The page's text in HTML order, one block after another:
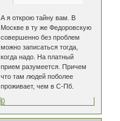
А я открою тайну вам. В
Москве в ту же Федоровскую
совершенно без проблем
можно записаться тогда,
когда надо. На платный
прием разумеется. Причем
что там людей поболее
проживает, чем в С-Пб.
0